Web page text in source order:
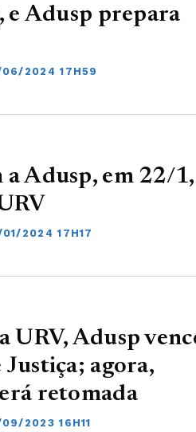
e Adusp prepara
2024 17H59
Adusp, em 22/1,
2024 17H17
URV, Adusp
agora,
retomada
2023 16H11